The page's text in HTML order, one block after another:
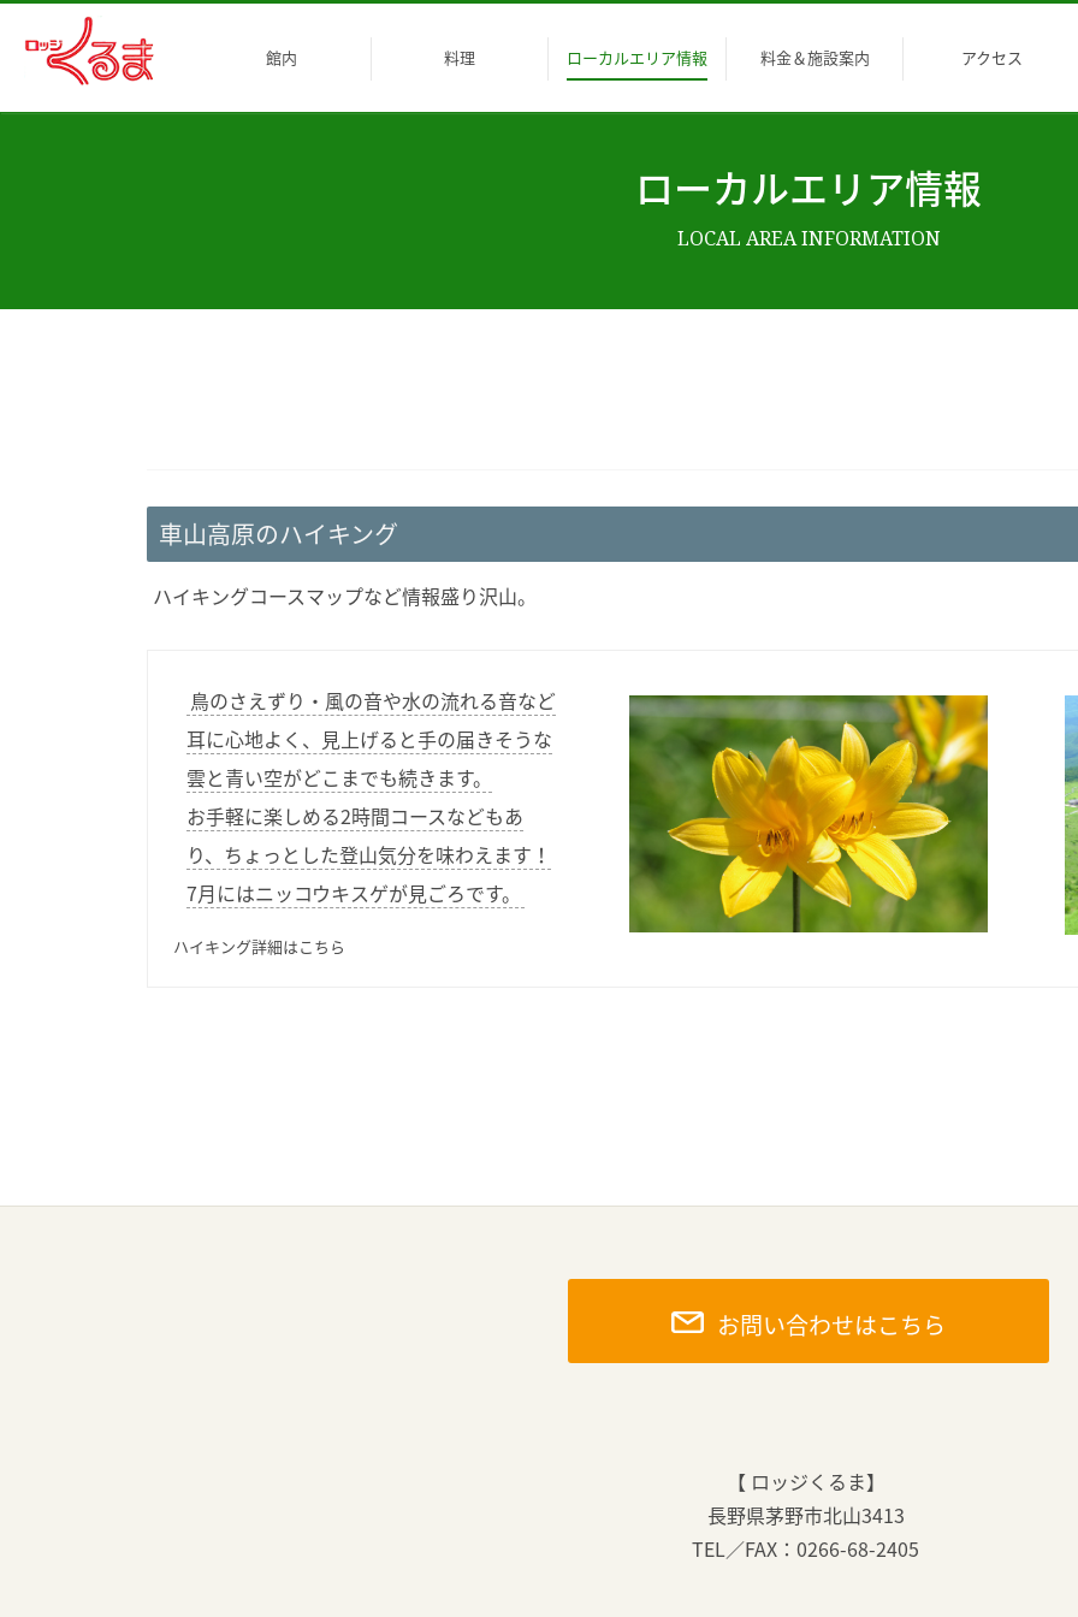
館内
客室
料理 ローカルエリア情報 料金＆施設案内 アクセス
ローカルエリア情報
LOCAL AREA INFORMATION
車山高原のハイキング
ハイキングコースマップなど情報盛り沢山。
鳥のさえずり・風の音や水の流れる音など
耳に心地よく、見上げると手の届きそうな
雲と青い空がどこまでも続きます。
お手軽に楽しめる2時間コースなどもあ
り、ちょっとした登山気分を味わえます！
7月にはニッコウキスゲが見ごろです。
ハイキング詳細はこちら
お問い合わせはこちら
【 ロッジくるま】
長野県茅野市北山3413
TEL／FAX：0266-68-2405